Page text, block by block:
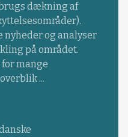
dækning af
nyheder og analyser
på området.
mange
...